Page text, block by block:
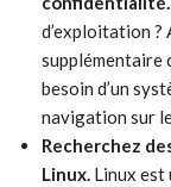
d’exploitation ?
supplémentaire
besoin d’un
navigation sur
Recherchez
Linux. Linux est